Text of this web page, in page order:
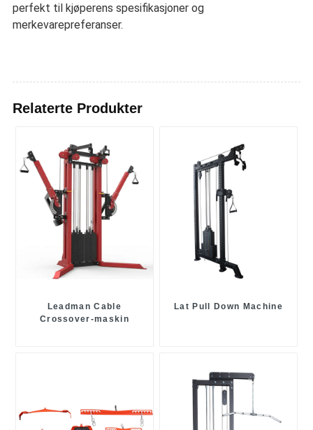
perfekt til kjøperens spesifikasjoner og
merkevarepreferanser.
Relaterte Produkter
Leadman Cable
Crossover-maskin
Lat Pull Down Machine